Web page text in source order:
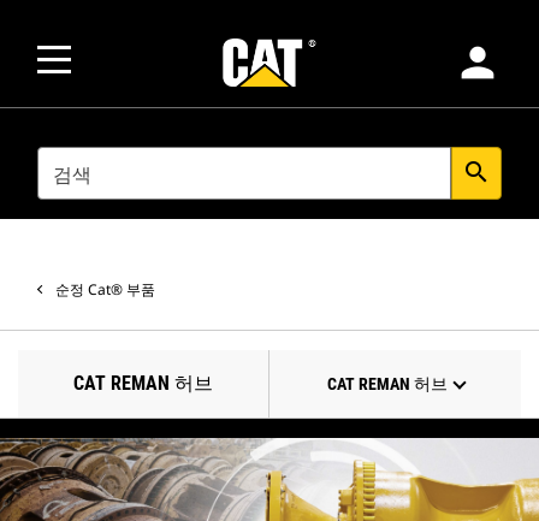
person
SEARCH search
순정 Cat® 부품
CAT REMAN 허브 CAT REMAN 허브